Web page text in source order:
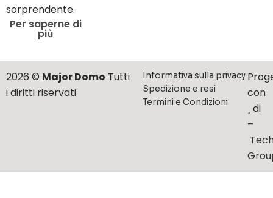
sorprendente.
Per saperne di
più
2026 © Major Domo Tutti
i diritti riservati
con
di
–
Informativa sulla privacy
Spedizione e resi
Termini e Condizioni